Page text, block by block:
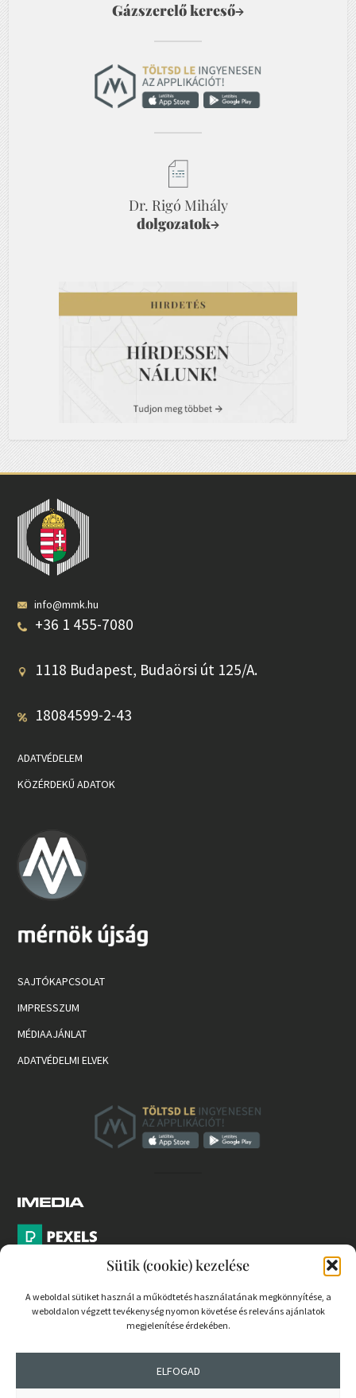
Sütik (cookie) kezelése
A weboldal sütiket használ a működtetés használatának megkönnyítése, a
weboldalon végzett tevékenység nyomon követése és releváns ajánlatok
megjelenítése érdekében.
ELFOGAD
Gázszerelő kereső→
Dr. Rigó Mihály
dolgozatok→
info@mmk.hu
+36 1 455-7080
1118 Budapest, Budaörsi út 125/A.
18084599-2-43
ADATVÉDELEM
KÖZÉRDEKŰ ADATOK
SAJTÓKAPCSOLAT
IMPRESSZUM
MÉDIAAJÁNLAT
ADATVÉDELMI ELVEK
PARTNEREK